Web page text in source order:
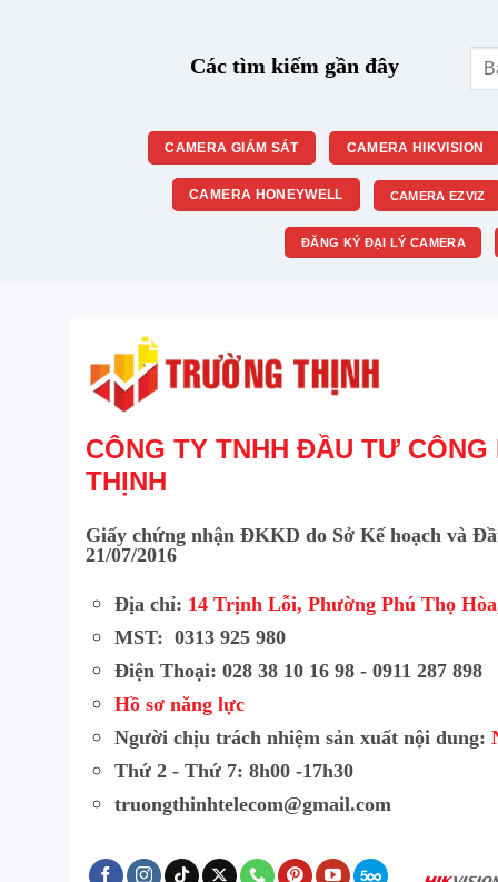
Các tìm kiếm gần đây
Tìm
CAMERA GIÁM SÁT CAMERA HIKVISION
CAMERA HONEYWELL CAMERA EZVIZ
ĐĂNG KÝ ĐẠI LÝ CAMERA
CÔNG TY TNHH ĐẦU TƯ
THỊNH
Giấy chứng nhận ĐKKD do Sở Kế hoạch và
21/07/2016
Địa chỉ: 14 Trịnh Lỗi, Phường Phú Thọ
MST: 0313 925 980
Điện Thoại: 028 38 10 16 98 - 0911 287 898
Hồ sơ năng lực
Người chịu trách nhiệm sản xuất nội dung:
Thứ 2 - Thứ 7: 8h00 -17h30
truongthinhtelecom@gmail.com